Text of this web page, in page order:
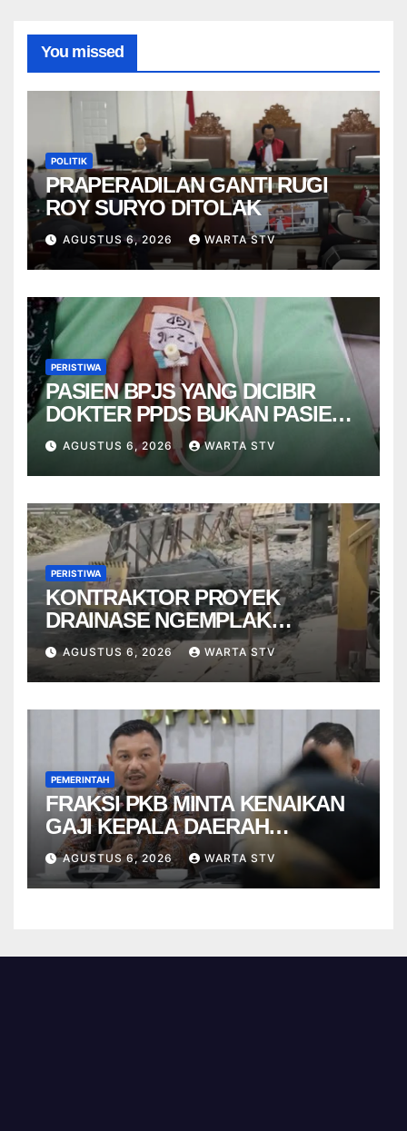
You missed
POLITIK
PRAPERADILAN GANTI RUGI
ROY SURYO DITOLAK
AGUSTUS 6, 2026 WARTA STV
PERISTIWA
PASIEN BPJS YANG DICIBIR
DOKTER PPDS BUKAN PASIEN
RSUP DR. SARDJITO
AGUSTUS 6, 2026 WARTA STV
PERISTIWA
KONTRAKTOR PROYEK
DRAINASE NGEMPLAK
DISANKSI USAI WARGA
TERPELESET
AGUSTUS 6, 2026 WARTA STV
PEMERINTAH
FRAKSI PKB MINTA KENAIKAN
GAJI KEPALA DAERAH
BERBASIS KINERJA
AGUSTUS 6, 2026 WARTA STV